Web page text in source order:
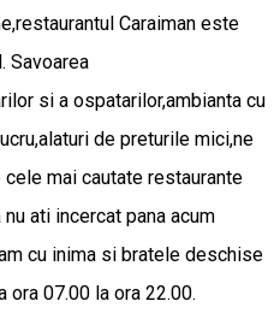
Caraiman este
Savoarea
si a ospatarilor,ambianta cu
de preturile mici,ne
mai cautate restaurante
ati incercat pana acum
cu inima si bratele deschise
07.00 la ora 22.00.